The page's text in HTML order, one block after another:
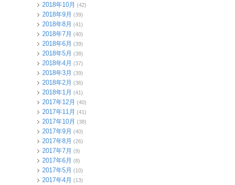
2018年10月 (42)
2018年9月 (39)
2018年8月 (41)
2018年7月 (40)
2018年6月 (39)
2018年5月 (38)
2018年4月 (37)
2018年3月 (39)
2018年2月 (36)
2018年1月 (41)
2017年12月 (40)
2017年11月 (41)
2017年10月 (38)
2017年9月 (40)
2017年8月 (26)
2017年7月 (9)
2017年6月 (8)
2017年5月 (10)
2017年4月 (13)